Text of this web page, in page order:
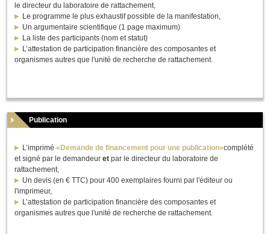
le directeur du laboratoire de rattachement,
Le programme le plus exhaustif possible de la manifestation,
Un argumentaire scientifique (1 page maximum)
La liste des participants (nom et statut)
L’attestation de participation financière des composantes et
organismes autres que l'unité de recherche de rattachement.
Publication
L’imprimé «Demande de financement pour une publication»complété
et signé par le demandeur et par le directeur du laboratoire de
rattachement,
Un devis (en € TTC) pour 400 exemplaires fourni par l'éditeur ou
l'imprimeur,
L’attestation de participation financière des composantes et
organismes autres que l'unité de recherche de rattachement.